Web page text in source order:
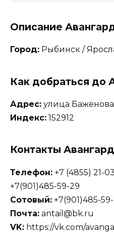
Описание
Город: Рыбинск /
Как добраться до
Адрес: улица
Индекс: 152912
Контакты Авангард
Телефон: +7 (4855) 21-
+7(901)485-59-29
Сотовый: +7(901)485-
Почта: antail@bk.ru
VK: https://vk.com/